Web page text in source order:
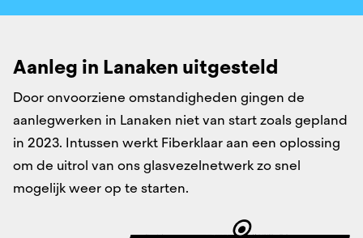
Aanleg in Lanaken uitgesteld
Door onvoorziene omstandigheden gingen de
aanlegwerken in Lanaken niet van start zoals gepland
in 2023. Intussen werkt Fiberklaar aan een oplossing
om de uitrol van ons glasvezelnetwerk zo snel
mogelijk weer op te starten.